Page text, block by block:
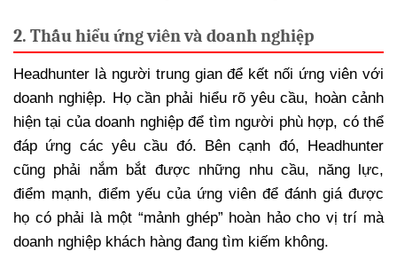
2. Thấu hiểu ứng viên và doanh nghiệp
Headhunter là người trung gian để kết nối ứng viên với
doanh nghiệp. Họ cần phải hiểu rõ yêu cầu, hoàn cảnh
hiện tại của doanh nghiệp để tìm người phù hợp, có thể
đáp ứng các yêu cầu đó. Bên cạnh đó, Headhunter
cũng phải nắm bắt được những nhu cầu, năng lực,
điểm mạnh, điểm yếu của ứng viên để đánh giá được
họ có phải là một “mảnh ghép” hoàn hảo cho vị trí mà
doanh nghiệp khách hàng đang tìm kiếm không.